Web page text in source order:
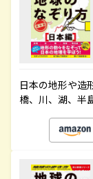
日本の地形や造
橋、川、湖、半